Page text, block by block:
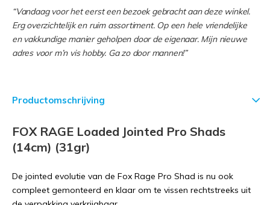
“Vandaag voor het eerst een bezoek gebracht aan deze winkel.
Erg overzichtelijk en ruim assortiment. Op een hele vriendelijke
en vakkundige manier geholpen door de eigenaar. Mijn nieuwe
adres voor m’n vis hobby. Ga zo door mannen!”
Productomschrijving
FOX RAGE Loaded Jointed Pro Shads
(14cm) (31gr)
De jointed evolutie van de Fox Rage Pro Shad is nu ook
compleet gemonteerd en klaar om te vissen rechtstreeks uit